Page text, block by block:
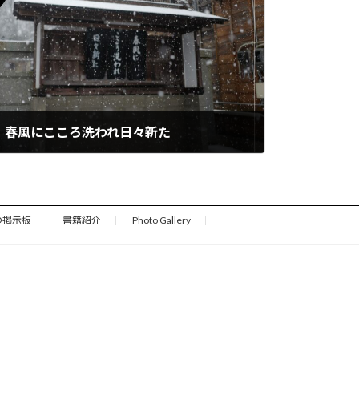
風にこころ洗われ日々新た
示板 書籍紹介 Photo Gallery